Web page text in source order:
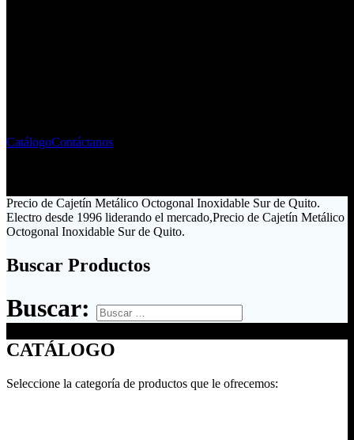
CatálogoContáctanos
Precio de Cajetín Metálico Octogonal Inoxidable Sur de Quito.
Electro desde 1996 liderando el mercado,Precio de Cajetín Metálico
Octogonal Inoxidable Sur de Quito.
Buscar Productos
Buscar:
CATÁLOGO
Seleccione la categoría de productos que le ofrecemos: